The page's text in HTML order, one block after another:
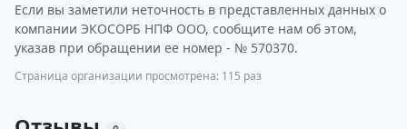
Если вы заметили неточность в представленных данных о
компании ЭКОСОРБ НПФ ООО, сообщите нам об этом,
указав при обращении ее номер - № 570370.
Страница организации просмотрена: 115 раз